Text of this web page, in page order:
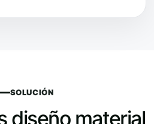
SOLUCIÓN
diseño material